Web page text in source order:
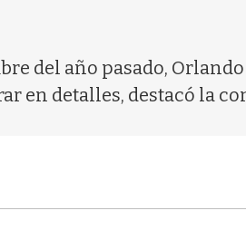
del año pasado,
en detalles, destacó la